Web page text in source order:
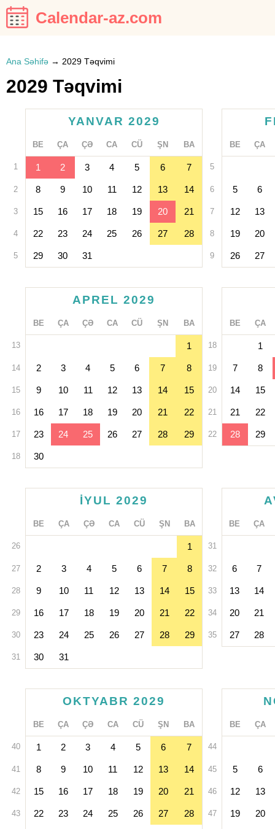
Calendar-az.com
Ana Səhifə → 2029 Təqvimi
2029 Təqvimi
YANVAR 2029
BE ÇA ÇƏ CA CÜ ŞN BA
1 1 2 3 4 5 6 7
2 8 9 10 11 12 13 14
3 15 16 17 18 19 20 21
4 22 23 24 25 26 27 28
5 29 30 31
BE ÇA
5
6 5 6
7 12 13
8 19 20
9 26 27
APREL 2029
BE ÇA ÇƏ CA CÜ ŞN BA
13 1
14 2 3 4 5 6 7 8
15 9 10 11 12 13 14 15
16 16 17 18 19 20 21 22
17 23 24 25 26 27 28 29
18 30
BE ÇA
18 1
19 7 8
20 14 15
21 21 22
22 28 29
IYUL 2029
BE ÇA ÇƏ CA CÜ ŞN BA
26 1
27 2 3 4 5 6 7 8
28 9 10 11 12 13 14 15
29 16 17 18 19 20 21 22
30 23 24 25 26 27 28 29
31 30 31
BE ÇA
31
32 6 7
33 13 14
34 20 21
35 27 28
OKTYABR 2029
BE ÇA ÇƏ CA CÜ ŞN BA
40 1 2 3 4 5 6 7
41 8 9 10 11 12 13 14
42 15 16 17 18 19 20 21
43 22 23 24 25 26 27 28
BE ÇA
44
45 5 6
46 12 13
47 19 20